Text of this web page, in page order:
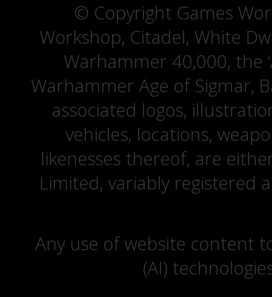
© Copyright Games
Workshop, Citadel, White
Warhammer 40,000, the
Warhammer Age of Sigmar,
associated logos,
vehicles, locations,
likenesses thereof, are
Limited, variably registered
Any use of website content
(AI)